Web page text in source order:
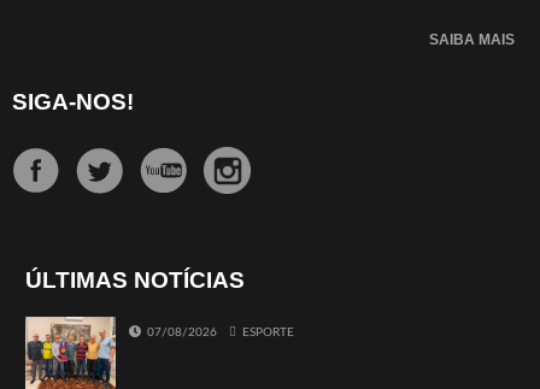
SAIBA MAIS
SIGA-NOS!
ÚLTIMAS NOTÍCIAS
07/08/2026 ESPORTE